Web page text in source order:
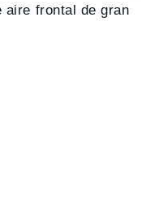
aire frontal de gran